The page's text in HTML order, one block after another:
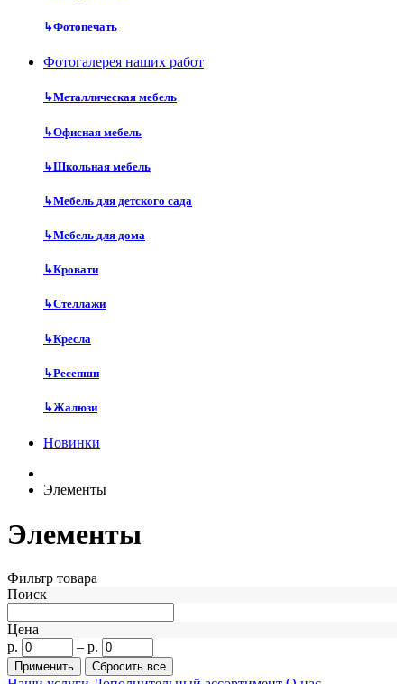
↳Фотопечать
Фотогалерея наших работ
↳Металлическая мебель
↳Офисная мебель
↳Школьная мебель
↳Мебель для детского сада
↳Мебель для дома
↳Кровати
↳Стеллажи
↳Кресла
↳Ресепшн
↳Жалюзи
Новинки
Элементы
Элементы
Фильтр товара
Поиск
Цена
р.
– р.